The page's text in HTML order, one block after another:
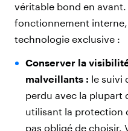
véritable bond en
fonctionnement interne,
technologie exclusive :
Conserver la
malveillants : le suivi
perdu avec la plupart
utilisant la protection
pas obligé de choisir.